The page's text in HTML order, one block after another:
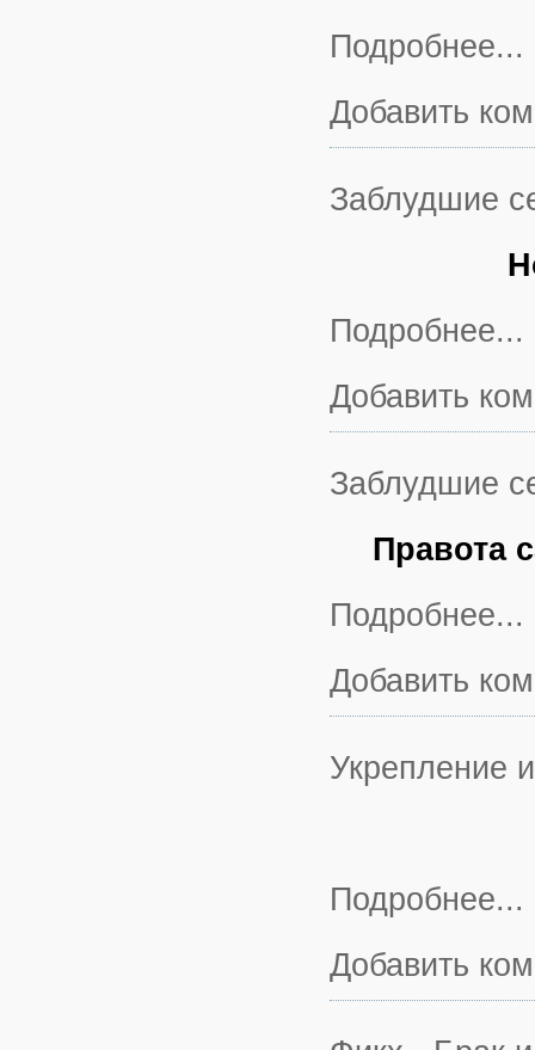
Подробнее...
Добавить
Заблудшие
Подробнее...
Добавить
Заблудшие
Правота
Подробнее...
Добавить
Укрепление
Подробнее...
Добавить